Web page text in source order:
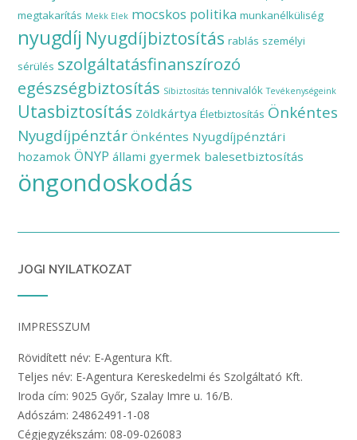
megtakarítás Mekk Elek mocskos politika munkanélküliség
nyugdíj Nyugdíjbiztosítás rablás személyi
sérülés szolgáltatásfinanszírozó
egészségbiztosítás Síbiztosítás tennivalók Tevékenységeink
Utasbiztosítás Zöldkártya Életbiztosítás Önkéntes
Nyugdíjpénztár Önkéntes Nyugdíjpénztári
hozamok ÖNYP állami gyermek balesetbiztosítás
öngondoskodás
JOGI NYILATKOZAT
IMPRESSZUM
Rövidített név: E-Agentura Kft.
Teljes név: E-Agentura Kereskedelmi és Szolgáltató Kft.
Iroda cím: 9025 Győr, Szalay Imre u. 16/B.
Adószám: 24862491-1-08
Cégjegyzékszám: 08-09-026083